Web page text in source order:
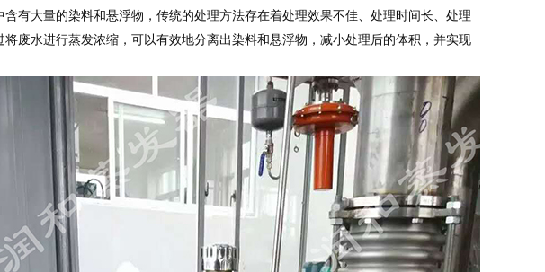
有大量的染料和悬浮物，传统的处理方法存在着处理效果不佳、处理时间长、处理
废水进行蒸发浓缩，可以有效地分离出染料和悬浮物，减小处理后的体积，并实现